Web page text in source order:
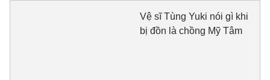
Vệ sĩ Tùng Yuki nói gì khi
bị đồn là chồng Mỹ Tâm